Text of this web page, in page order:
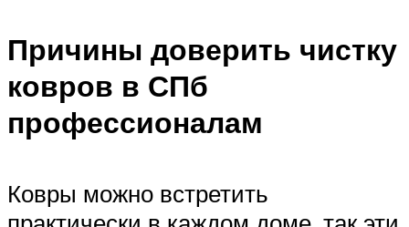
Причины доверить чистку
ковров в СПб
профессионалам
Ковры можно встретить